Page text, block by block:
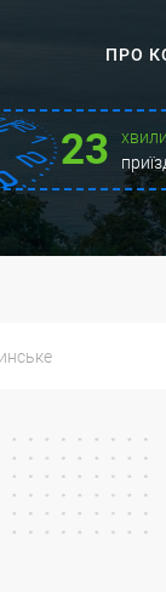
ПРО
23